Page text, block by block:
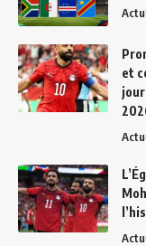
Actu
et
Actu
Actu